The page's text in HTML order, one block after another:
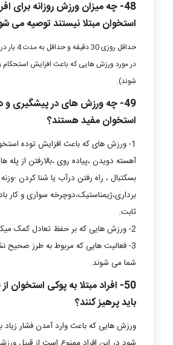
48- چه میزان ورزش روزانه برای
استخوان مبتلا نیستند توصیه می
حداقل روزی 30
در مورد ورزش هایی که باعث افزایش استحکام و
شوند).
49- چه ورزش های در پیشگیری و
استخوان مفید هستند؟
1- ورزش های که باعث افزایش توده
آهسته دویدن ،پیاده روی ،بالارفتن از پله ها
بسکتبال ، راه رفتن درآب یا شنا کردن -وزنه
برداری،ژیمناستیک،دوچرخه سواری و کار
ثابت.
3- فعالیت هایی که مربوط به طرز صحیح
شما می شوند.
50- افراد مبتلا به پوکی استخوان
باید پرهیز کنند؟
ورزش هایی که باعث وارد آمدن فشار زیاد به